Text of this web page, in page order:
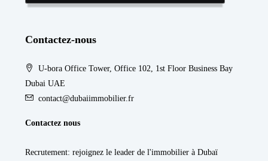
Contactez-nous
U-bora Office Tower, Office 102, 1st Floor Business Bay
Dubai UAE
contact@dubaiimmobilier.fr
Contactez nous
Recrutement: rejoignez le leader de l'immobilier à Dubaï